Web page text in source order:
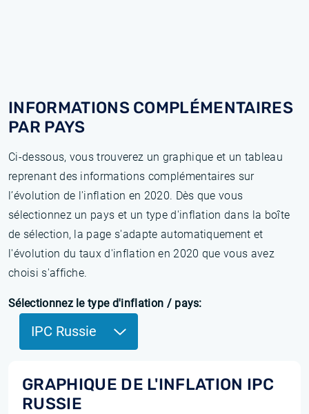
INFORMATIONS COMPLÉMENTAIRES
PAR PAYS
Ci-dessous, vous trouverez un graphique et un tableau
reprenant des informations complémentaires sur
l’évolution de l'inflation en 2020. Dès que vous
sélectionnez un pays et un type d'inflation dans la boîte
de sélection, la page s'adapte automatiquement et
l'évolution du taux d'inflation en 2020 que vous avez
choisi s'affiche.
Sélectionnez le type d'inflation / pays:
IPC Russie
GRAPHIQUE DE L'INFLATION IPC
RUSSIE